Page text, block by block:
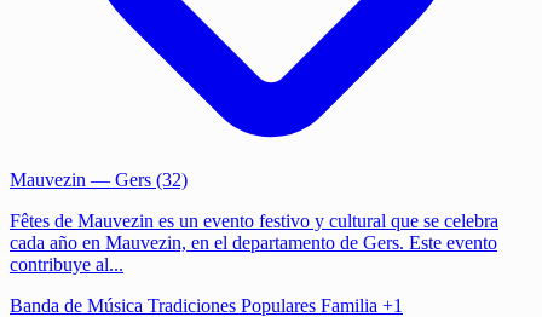
Mauvezin — Gers (32)
Fêtes de Mauvezin es un evento festivo y cultural que se celebra
cada año en Mauvezin, en el departamento de Gers. Este evento
contribuye al...
Banda de Música Tradiciones Populares Familia +1